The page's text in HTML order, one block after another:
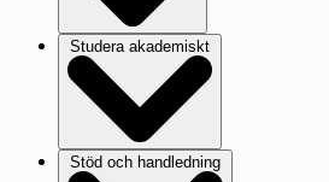
Studera akademiskt
Stöd och handledning